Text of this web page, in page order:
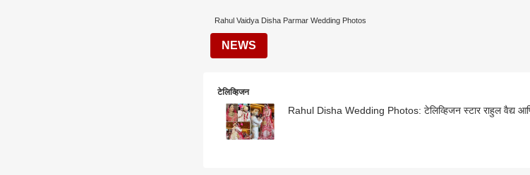
Rahul Vaidya Disha Parmar Wedding Photos
NEWS
टेलिव्हिजन
Rahul Disha Wedding Photos: टेलिव्हिजन स्टार राहुल वैद्य आणि